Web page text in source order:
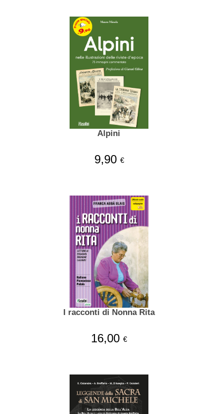
Alpini
9,90 €
I racconti di Nonna Rita
16,00 €